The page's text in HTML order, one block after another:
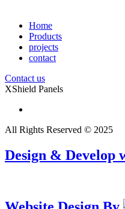
Home
Products
projects
contact
Contact us
XShield Panels
All Rights Reserved © 2025
Design & Develop